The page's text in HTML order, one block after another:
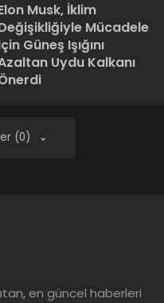
Musk, İklim
Mücadele
Güneş Işığını
Uydu Kalkanı
(0)
en güncel haberleri